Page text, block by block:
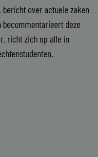
over actuele zaken
deze
richt zich op alle in